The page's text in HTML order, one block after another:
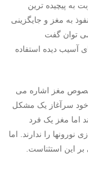
به پیچیده ترین
به مغز و جایگزینی
توان گفت
آسیب دیده استفاده
مغز اشاره می
خود سرآغاز یک مشکل
اما مغز یک فرد
را ندارند. اما
بر این استثناست.